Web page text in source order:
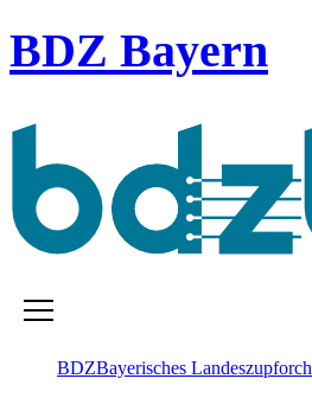
BDZ Bayern
BDZBayerisches